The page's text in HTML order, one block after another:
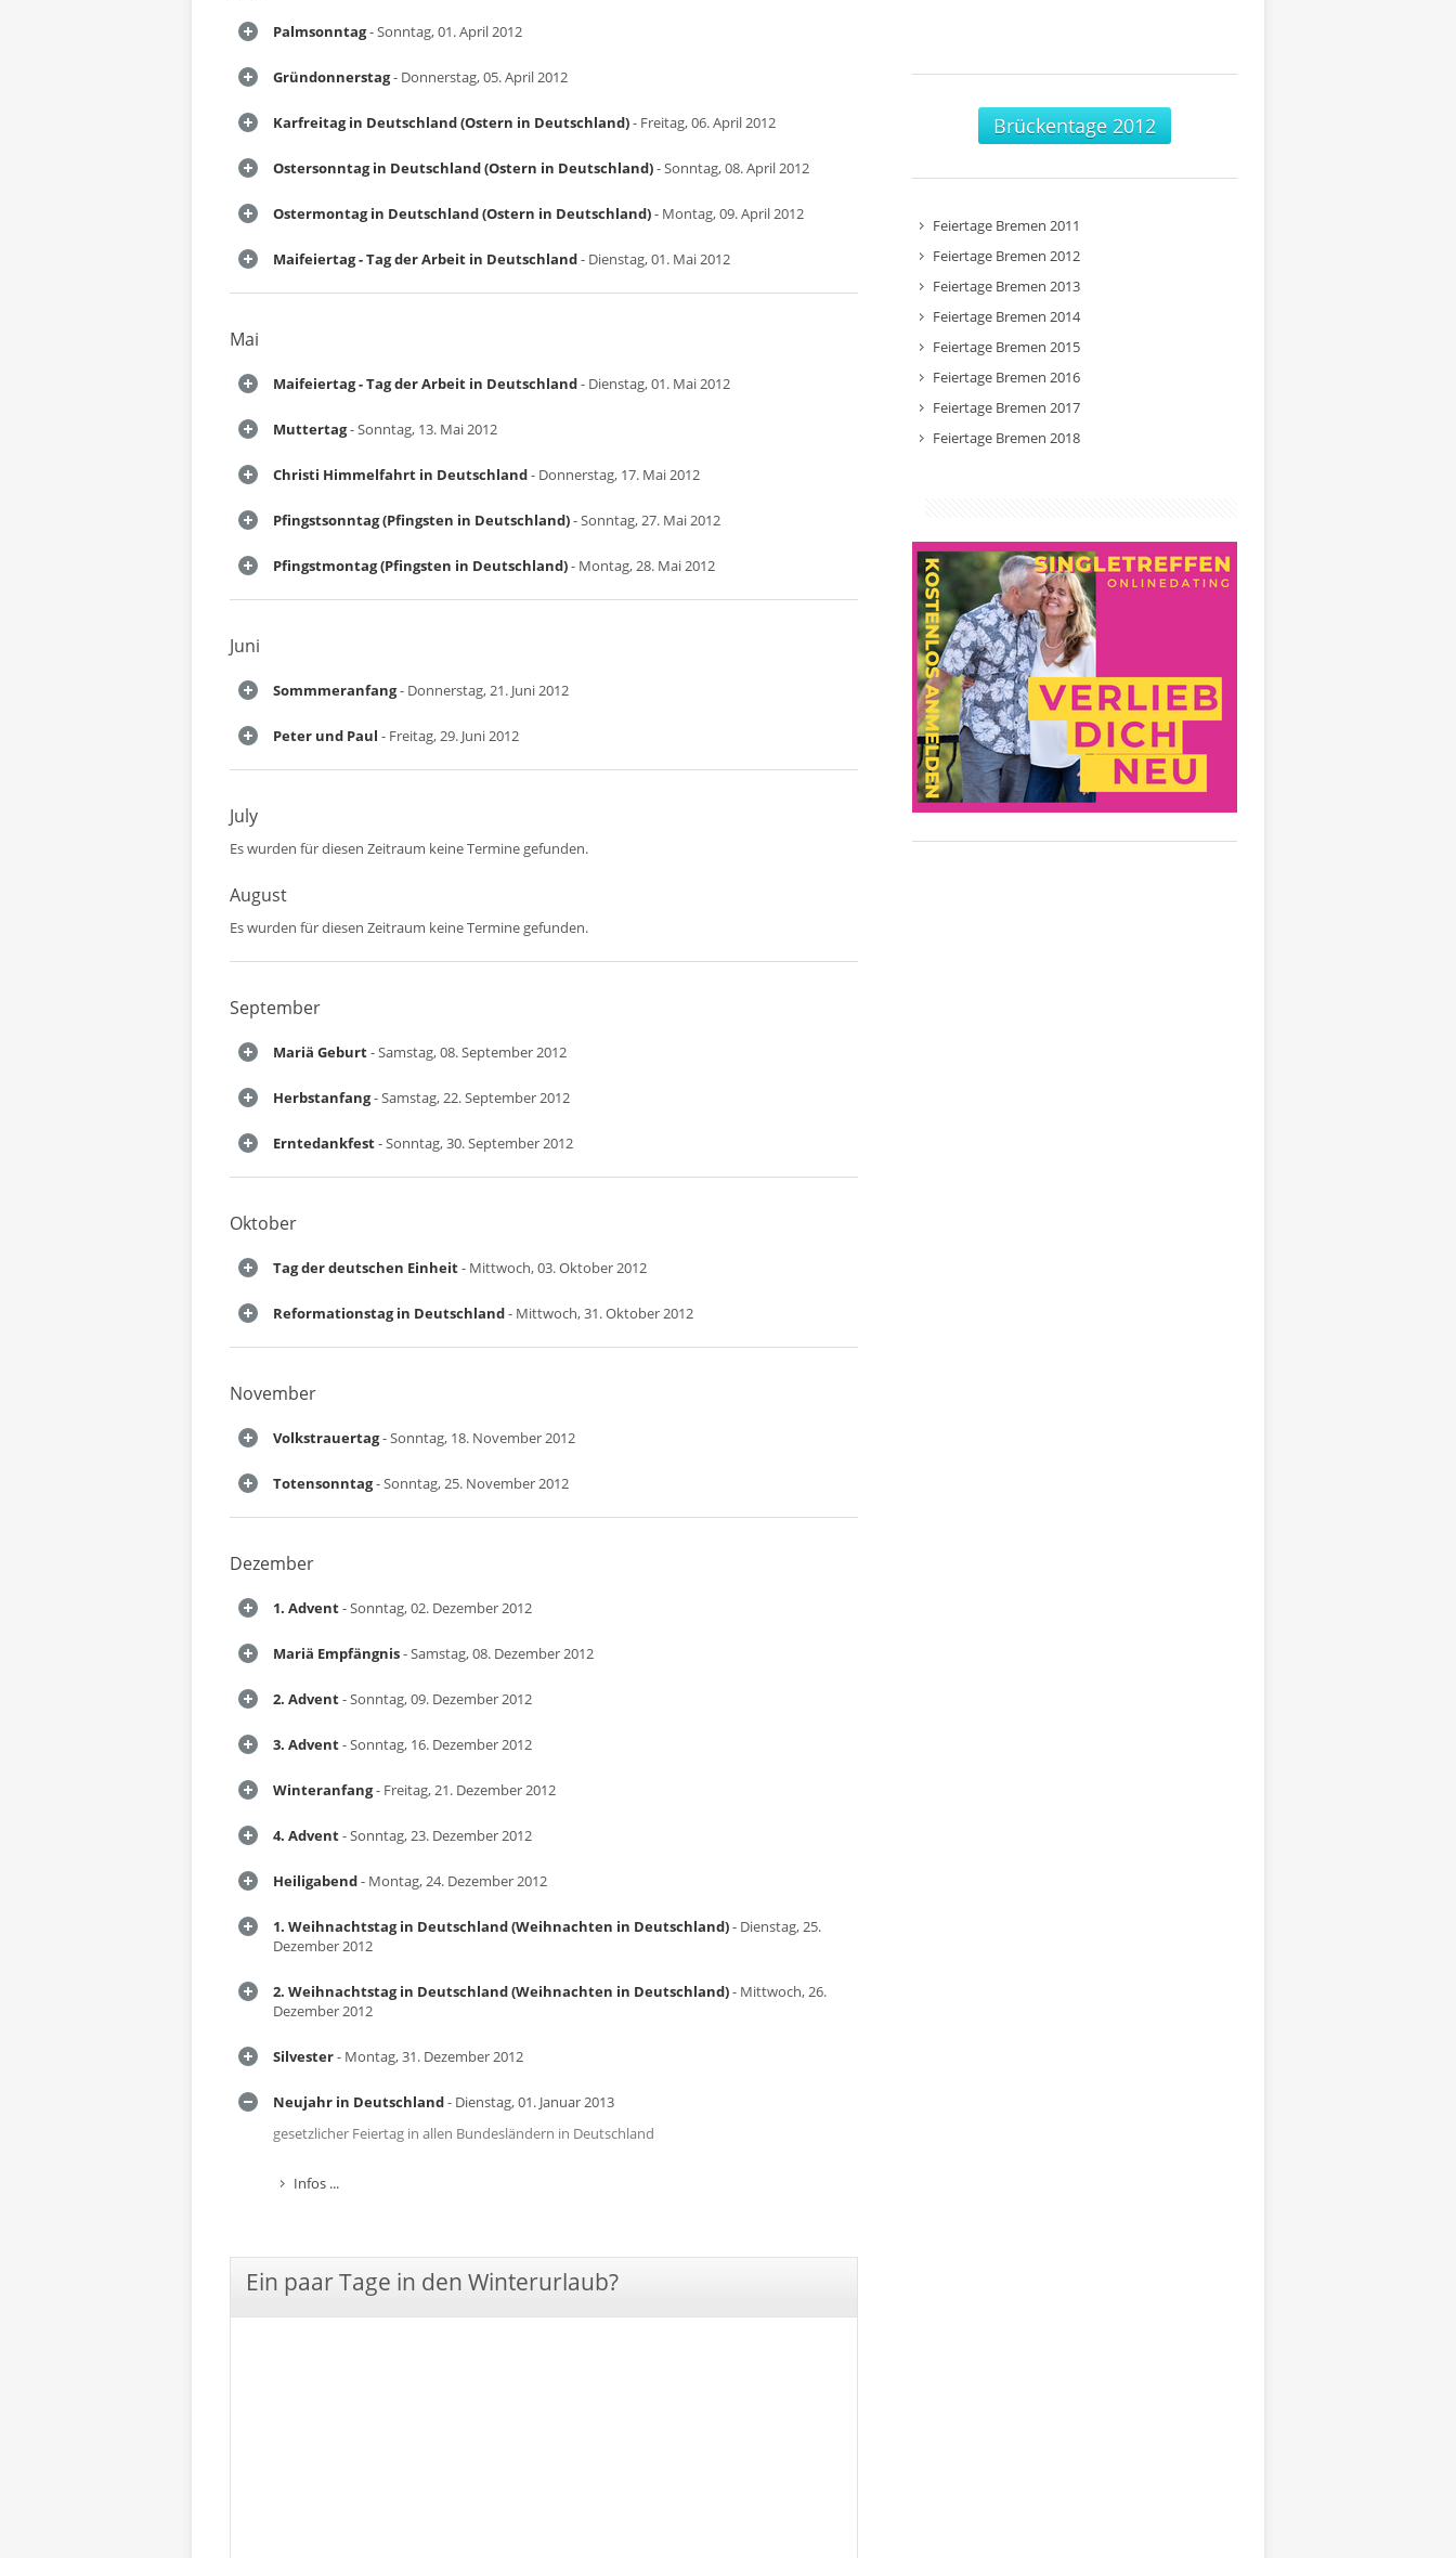
Palmsonntag- Sonntag, 01. April 2012
Gründonnerstag- Donnerstag, 05. April 2012
Karfreitag in Deutschland (Ostern in Deutschland)- Freitag, 06. April 2012
Ostersonntag in Deutschland (Ostern in Deutschland)- Sonntag, 08. April 2012
Ostermontag in Deutschland (Ostern in Deutschland)- Montag, 09. April 2012
Maifeiertag - Tag der Arbeit in Deutschland- Dienstag, 01. Mai 2012
Mai
Maifeiertag - Tag der Arbeit in Deutschland- Dienstag, 01. Mai 2012
Muttertag- Sonntag, 13. Mai 2012
Christi Himmelfahrt in Deutschland- Donnerstag, 17. Mai 2012
Pfingstsonntag (Pfingsten in Deutschland)- Sonntag, 27. Mai 2012
Pfingstmontag (Pfingsten in Deutschland)- Montag, 28. Mai 2012
Juni
Sommmeranfang- Donnerstag, 21. Juni 2012
Peter und Paul - Freitag, 29. Juni 2012
July
Es wurden für diesen Zeitraum keine Termine gefunden.
August
Es wurden für diesen Zeitraum keine Termine gefunden.
September
Mariä Geburt- Samstag, 08. September 2012
Herbstanfang- Samstag, 22. September 2012
Erntedankfest- Sonntag, 30. September 2012
Oktober
Tag der deutschen Einheit- Mittwoch, 03. Oktober 2012
Reformationstag in Deutschland- Mittwoch, 31. Oktober 2012
November
Volkstrauertag- Sonntag, 18. November 2012
Totensonntag- Sonntag, 25. November 2012
Dezember
1. Advent- Sonntag, 02. Dezember 2012
Mariä Empfängnis- Samstag, 08. Dezember 2012
2. Advent- Sonntag, 09. Dezember 2012
3. Advent- Sonntag, 16. Dezember 2012
Winteranfang- Freitag, 21. Dezember 2012
4. Advent- Sonntag, 23. Dezember 2012
Heiligabend- Montag, 24. Dezember 2012
1. Weihnachtstag in Deutschland (Weihnachten in Deutschland)- Dienstag, 25.
Dezember 2012
2. Weihnachtstag in Deutschland (Weihnachten in Deutschland)- Mittwoch, 26.
Dezember 2012
Silvester- Montag, 31. Dezember 2012
Neujahr in Deutschland- Dienstag, 01. Januar 2013
gesetzlicher Feiertag in allen Bundesländern in Deutschland
Infos ...
Ein paar Tage in den Winterurlaub?
Brückentage 2012
Feiertage Bremen 2011
Feiertage Bremen 2012
Feiertage Bremen 2013
Feiertage Bremen 2014
Feiertage Bremen 2015
Feiertage Bremen 2016
Feiertage Bremen 2017
Feiertage Bremen 2018